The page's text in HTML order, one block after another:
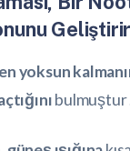
Geliştirir
yoksun
bulmuştur